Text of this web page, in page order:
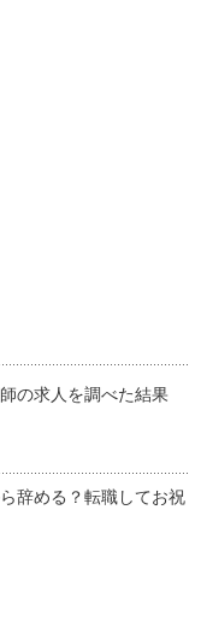
の求人を調べた結果
辞める？転職してお祝